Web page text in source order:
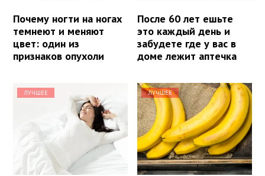
Почему ногти на ногах
темнеют и меняют
цвет: один из
признаков опухоли
После 60 лет ешьте
это каждый день и
забудете где у вас в
доме лежит аптечка
ЛУЧШЕЕ ЛУЧШЕЕ